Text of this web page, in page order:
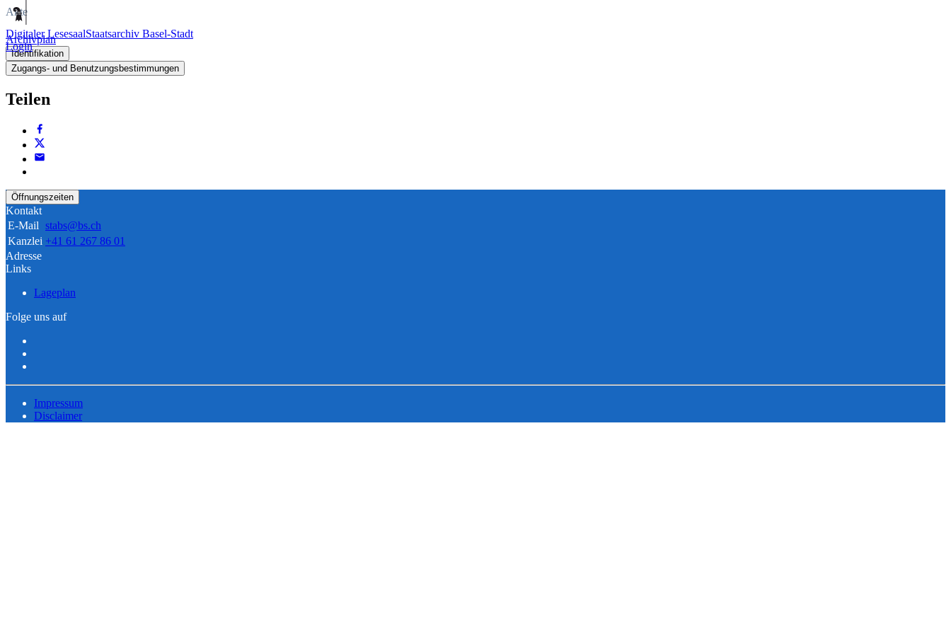
Digitaler LesesaalStaatsarchiv Basel-Stadt
Login
Akte
Archivplan
Identifikation
Zugangs- und Benutzungsbestimmungen
Teilen
Öffnungszeiten
Kontakt
E-Mail stabs@bs.ch
Kanzlei +41 61 267 86 01
Adresse
Links
Lageplan
Folge uns auf
Impressum
Disclaimer